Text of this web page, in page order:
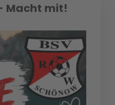
Macht mit!